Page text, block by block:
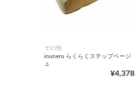
その他
inuneru らくらくステップベージ
ュ
¥4,378